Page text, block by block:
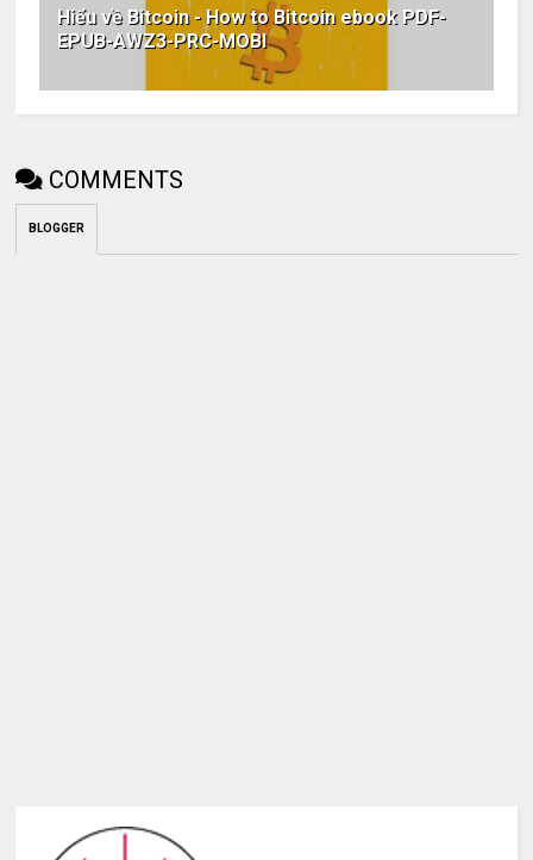
Hiểu về Bitcoin - How to Bitcoin ebook PDF-
EPUB-AWZ3-PRC-MOBI
COMMENTS
BLOGGER